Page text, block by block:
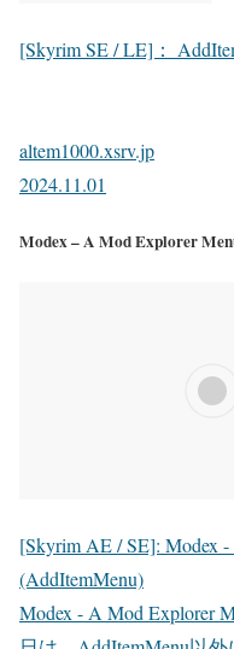
[Skyrim SE / LE]：
altem1000.xsrv.jp
2024.11.01
Modex – A Mod Explorer
[Skyrim AE / SE]: Modex
(AddItemMenu)
Modex - A Mod Explorer